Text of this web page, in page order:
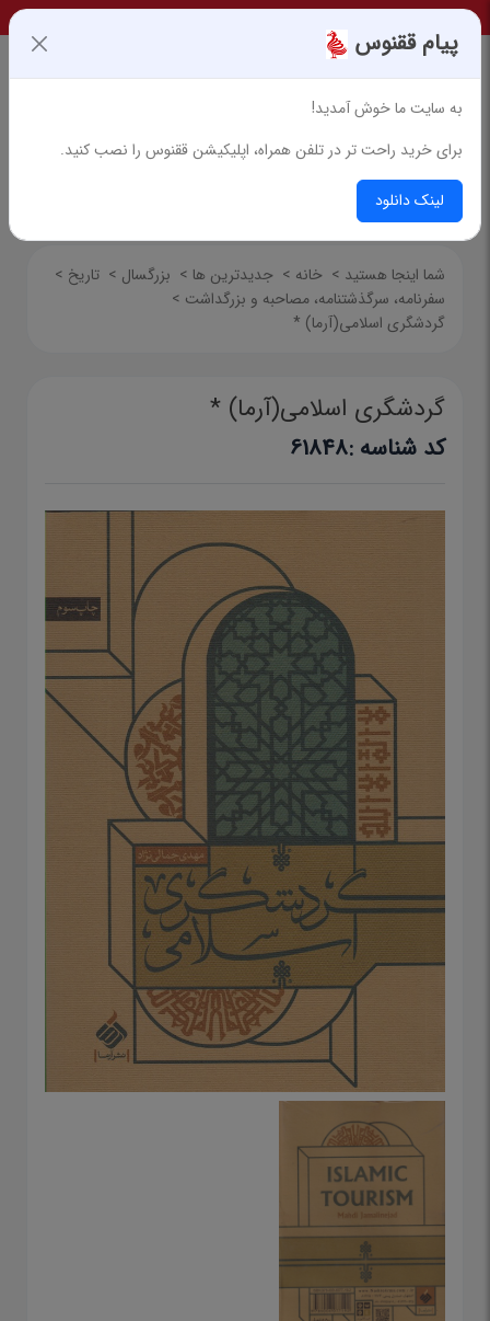
شما اینجا هستید > خانه > جدیدترین ها > بزرگسال > تاریخ >
سفرنامه‌، سرگذشتنامه، مصاحبه و بزرگداشت >
گردشگری اسلامی(آرما) *
گردشگری اسلامی(آرما) *
کد شناسه :61848
پیام ققنوس
به سایت ما خوش آمدید!
برای خرید راحت تر در تلفن همراه، اپلیکیشن ققنوس را نصب کنید.
لینک دانلود